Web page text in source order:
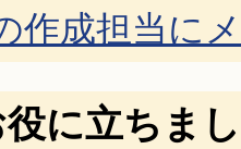
作成担当に
に立ちま